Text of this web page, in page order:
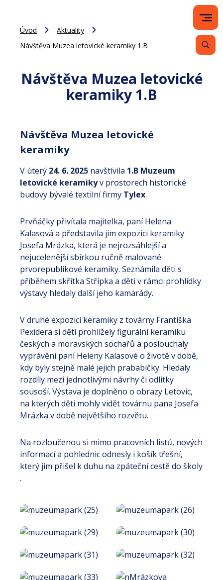
Úvod
Aktuality
Návštěva Muzea letovické keramiky 1.B
Návštěva Muzea letovické
keramiky 1.B
Návštěva Muzea letovické
keramiky
V úterý 24. 6. 2025 navštívila 1.B Muzeum
letovické keramikyv prostorech historické
budovy bývalé textilní firmy Tylex.
Prvňáčky přivítala majitelka, paní Helena
Kalasová a představila jim expozici keramiky
Josefa Mrázka, která je nejrozsáhlejší a
nejucelenější sbírkou ručně malované
prvorepublikové keramiky. Seznámila děti s
příběhem skřítka Střípka a děti v rámci prohlídky
výstavy hledaly další jeho kamarády.
V druhé expozici keramiky z továrny Františka
Pexidera si děti prohlížely figurální keramiku
českých a moravských sochařů a poslouchaly
vyprávění paní Heleny Kalasové o životě v době,
kdy byly stejně malé jejich prababičky. Hledaly
rozdíly mezi jednotlivými návrhy či odlitky
sousoší. Výstava je doplněno o obrazy Letovic,
na kterých děti mohly vidět továrnu pana Josefa
Mrázka v době největšího rozvětu.
Na rozloučenou si mimo pracovních listů, nových
informací a pohlednic odnesly i košík třešní,
který jim přišel k duhu na zpáteční cestě do školy
.